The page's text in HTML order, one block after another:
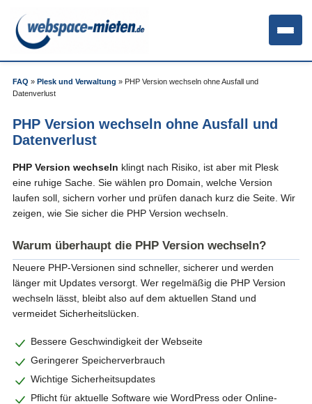
FAQ » Plesk und Verwaltung » PHP Version wechseln ohne Ausfall und
Datenverlust
PHP Version wechseln ohne Ausfall und
Datenverlust
PHP Version wechseln klingt nach Risiko, ist aber mit Plesk
eine ruhige Sache. Sie wählen pro Domain, welche Version
laufen soll, sichern vorher und prüfen danach kurz die Seite. Wir
zeigen, wie Sie sicher die PHP Version wechseln.
Warum überhaupt die PHP Version wechseln?
Neuere PHP-Versionen sind schneller, sicherer und werden
länger mit Updates versorgt. Wer regelmäßig die PHP Version
wechseln lässt, bleibt also auf dem aktuellen Stand und
vermeidet Sicherheitslücken.
Bessere Geschwindigkeit der Webseite
Geringerer Speicherverbrauch
Wichtige Sicherheitsupdates
Pflicht für aktuelle Software wie WordPress oder Online-